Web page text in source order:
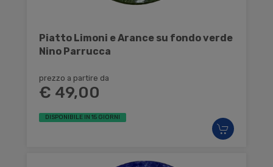
Piatto Limoni e Arance su fondo verde
Nino Parrucca
prezzo a partire da
€ 49,00
DISPONIBILE IN 15 GIORNI